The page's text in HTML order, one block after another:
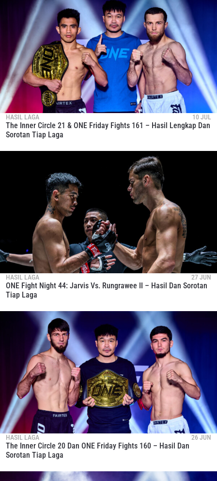
HASIL LAGA 10 JUL
The Inner Circle 21 & ONE Friday Fights 161 – Hasil Lengkap Dan
Sorotan Tiap Laga
HASIL LAGA 27 JUN
ONE Fight Night 44: Jarvis Vs. Rungrawee II – Hasil Dan Sorotan
Tiap Laga
HASIL LAGA 26 JUN
The Inner Circle 20 Dan ONE Friday Fights 160 – Hasil Dan
Sorotan Tiap Laga